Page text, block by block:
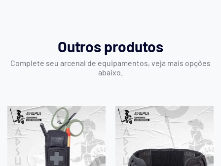
Outros produtos
Complete seu arcenal de equipamentos, veja mais opções
abaixo.
Este
produto
várias
variantes.
Este